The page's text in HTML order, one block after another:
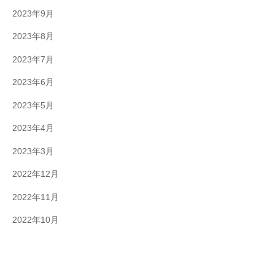
2023年9月
2023年8月
2023年7月
2023年6月
2023年5月
2023年4月
2023年3月
2022年12月
2022年11月
2022年10月